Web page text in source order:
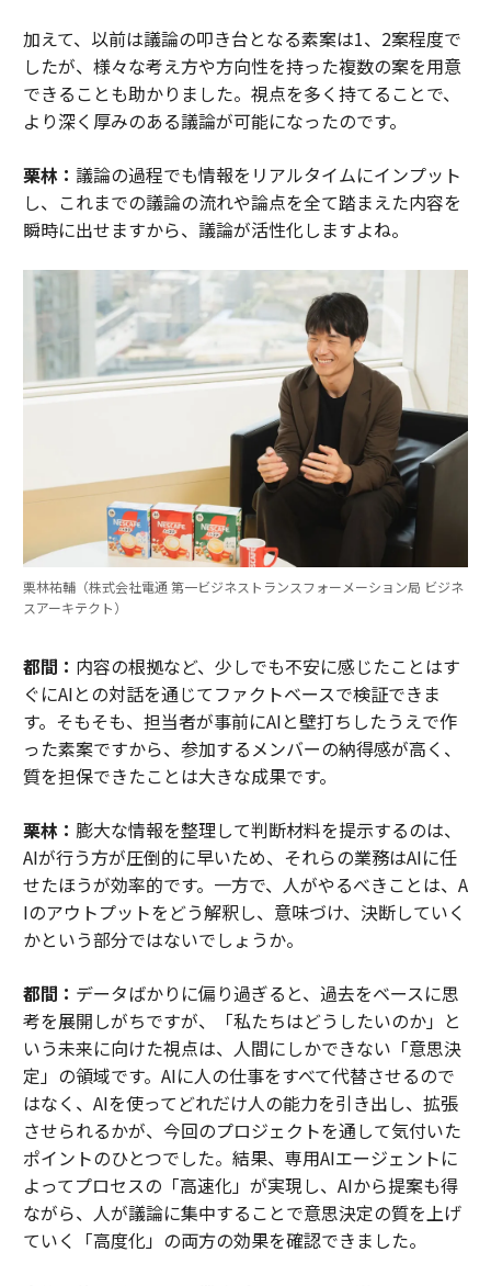
加えて、以前は議論の叩き台となる素案は1、2案程度で
したが、様々な考え方や方向性を持った複数の案を用意
できることも助かりました。視点を多く持てることで、
より深く厚みのある議論が可能になったのです。
栗林： 議論の過程でも情報をリアルタイムにインプット
し、これまでの議論の流れや論点を全て踏まえた内容を
瞬時に出せますから、議論が活性化しますよね。
栗林祐輔（株式会社電通 第一ビジネストランスフォーメーション局 ビジネ
スアーキテクト）
都間： 内容の根拠など、少しでも不安に感じたことはす
ぐにAIとの対話を通じてファクトベースで検証できま
す。そもそも、担当者が事前にAIと壁打ちしたうえで作
った素案ですから、参加するメンバーの納得感が高く、
質を担保できたことは大きな成果です。
栗林： 膨大な情報を整理して判断材料を提示するのは、
AIが行う方が圧倒的に早いため、それらの業務はAIに任
せたほうが効率的です。一方で、人がやるべきことは、A
Iのアウトプットをどう解釈し、意味づけ、決断していく
かという部分ではないでしょうか。
都間： データばかりに偏り過ぎると、過去をベースに思
考を展開しがちですが、「私たちはどうしたいのか」と
いう未来に向けた視点は、人間にしかできない「意思決
定」の領域です。AIに人の仕事をすべて代替させるので
はなく、AIを使ってどれだけ人の能力を引き出し、拡張
させられるかが、今回のプロジェクトを通して気付いた
ポイントのひとつでした。結果、専用AIエージェントに
よってプロセスの「高速化」が実現し、AIから提案も得
ながら、人が議論に集中することで意思決定の質を上げ
ていく「高度化」の両方の効果を確認できました。